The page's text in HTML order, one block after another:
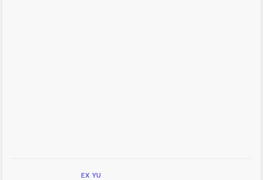
EX YU